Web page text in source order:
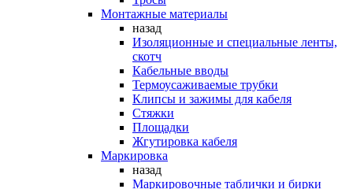
Монтажные материалы
назад
Изоляционные и специальные ленты,
скотч
Кабельные вводы
Термоусаживаемые трубки
Клипсы и зажимы для кабеля
Стяжки
Площадки
Жгутировка кабеля
Маркировка
назад
Маркировочные таблички и бирки